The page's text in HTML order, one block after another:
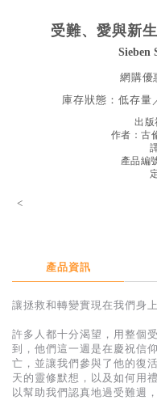
社會／倫理
哲學／宗教比較
得獎作品推介
英文二手書
精選英文書
受難、愛與新
Sieben
網購優
庫存狀態： 低存量
出版
作者：古
產品編
<
產品資訊
讓拯救和轉變實現在我們身上
許多人都十分渴望，用整個
到，他們這一週是在慶祝信
亡，並讓我們參與了他的復
天的靈修默想，以及如何用
以幫助我們認真地過受難週